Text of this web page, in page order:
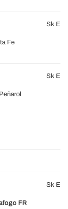
Fe
Sk E
Sk E
FR
Sk E